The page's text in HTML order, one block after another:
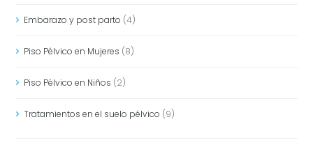
Embarazo y post parto (4)
Piso Pélvico en Mujeres (8)
Piso Pélvico en Niños (2)
Tratamientos en el suelo pélvico (9)